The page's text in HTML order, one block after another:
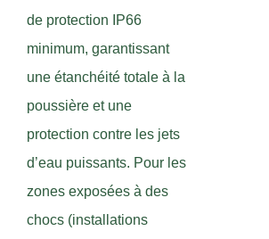
de protection IP66
minimum, garantissant
une étanchéité totale à la
poussière et une
protection contre les jets
d’eau puissants. Pour les
zones exposées à des
chocs (installations